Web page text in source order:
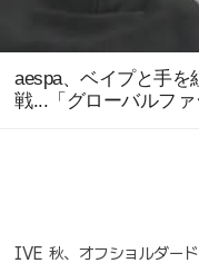
aespa、ベイプと手
戦...「グローバルファ
IVE 秋、オフショルダー